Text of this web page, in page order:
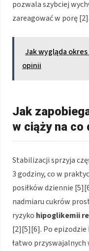
pozwala szybciej
zareagować w porę [2].
Jak wygląda
opinii
Jak
w ciąży na co
Stabilizacji sprzyja
3 godziny, co w
posiłków dziennie
nadmiaru cukrów
ryzyko hipoglikemii
[2][5][6]. Po epizodzie
łatwo